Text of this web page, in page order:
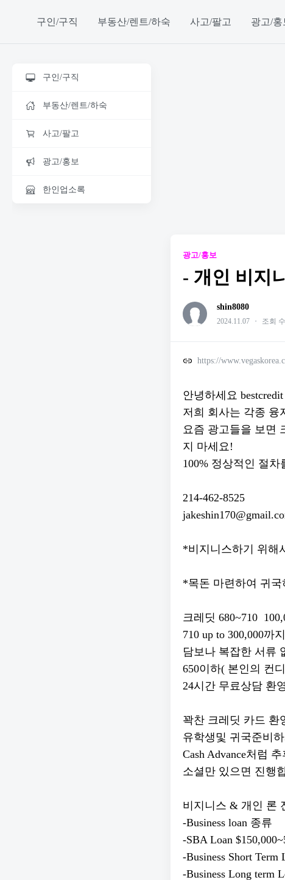
구인/구직 부동산/렌트/하숙 사고/팔고 광고/홍
구인/구직
부동산/렌트/하숙
사고/팔고
광고/홍보
한인업소록
광고/홍보
- 개인 비지
shin8080
2024.11.07 ・ 조회
https://
안녕하세요
저희 회사는 각종
요즘 광고들을 보면
지 마세요!
100% 정상적인 절
214-462-8525
*비지니스하기 위해
*목돈 마련하여 귀
크레딧 680~710
710 up to 300,000까
담보나 복잡한 서류
650이하( 본인의 컨
24시간 무료상담 환
꽉찬 크레딧 카드 환
유학생및 귀국준비
Cash Advance처럼
소셜만 있으면 진행
비지니스 & 개인 론
-Business loan 종류
-SBA Loan
-Business Short Term
-Business Long term